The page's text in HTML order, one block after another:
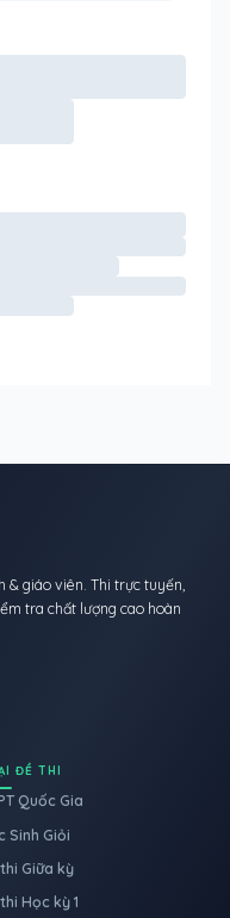
& giáo viên. Thi trực tuyến,
tra chất lượng cao hoàn
ĐỀ THI
Quốc Gia
Sinh Giỏi
Giữa kỳ
Học kỳ 1